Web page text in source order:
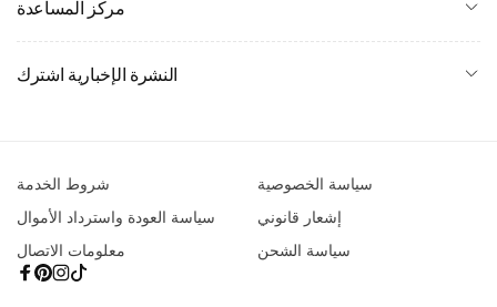
مركز المساعدة
النشرة الإخبارية اشترك
شروط الخدمة
سياسة الخصوصية
سياسة العودة واسترداد الأموال
إشعار قانوني
معلومات الاتصال
سياسة الشحن
فيسبوك
بينتيريست
Instagram
تيخوك